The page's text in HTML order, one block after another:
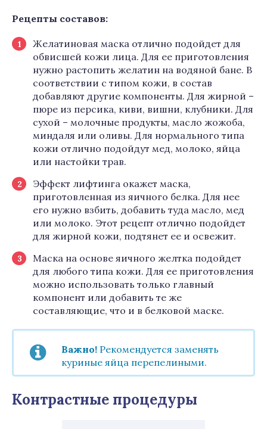
Рецепты составов:
Желатиновая маска отлично подойдет для
обвисшей кожи лица. Для ее приготовления
нужно растопить желатин на водяной бане. В
соответствии с типом кожи, в состав
добавляют другие компоненты. Для жирной –
пюре из персика, киви, вишни, клубники. Для
сухой – молочные продукты, масло жожоба,
миндаля или оливы. Для нормального типа
кожи отлично подойдут мед, молоко, яйца
или настойки трав.
Эффект лифтинга окажет маска,
приготовленная из яичного белка. Для нее
его нужно взбить, добавить туда масло, мед
или молоко. Этот рецепт отлично подойдет
для жирной кожи, подтянет ее и освежит.
Маска на основе яичного желтка подойдет
для любого типа кожи. Для ее приготовления
можно использовать только главный
компонент или добавить те же
составляющие, что и в белковой маске.
Важно! Рекомендуется заменять
куриные яйца перепелиными.
Контрастные процедуры